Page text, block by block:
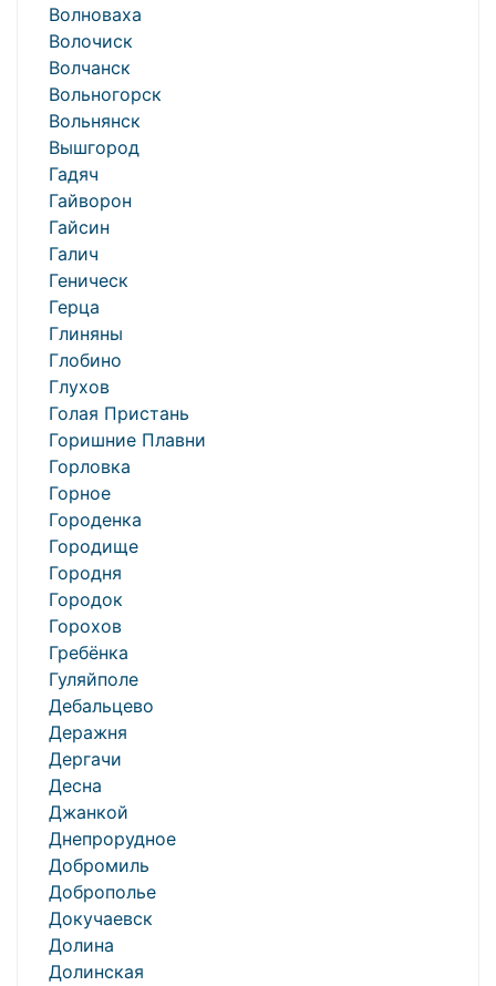
Волноваха
Волочиск
Волчанск
Вольногорск
Вольнянск
Вышгород
Гадяч
Гайворон
Гайсин
Галич
Геническ
Герца
Глиняны
Глобино
Глухов
Голая Пристань
Горишние Плавни
Горловка
Горное
Городенка
Городище
Городня
Городок
Горохов
Гребёнка
Гуляйполе
Дебальцево
Деражня
Дергачи
Десна
Джанкой
Днепрорудное
Добромиль
Доброполье
Докучаевск
Долина
Долинская